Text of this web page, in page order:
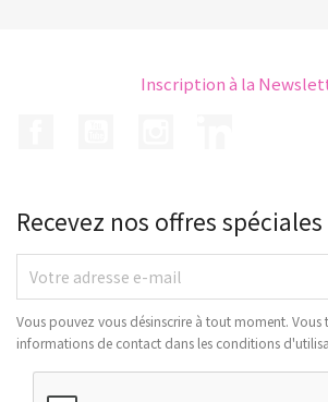
Inscription à la
Recevez nos offres spéciales
Vous pouvez vous désinscrire à tout moment.
informations de contact dans les conditions